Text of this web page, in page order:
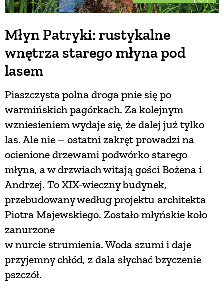
Młyn Patryki: rustykalne
wnętrza starego młyna pod
lasem
Piaszczysta polna droga pnie się po
warmińskich pagórkach. Za kolejnym
wzniesieniem wydaje się, że dalej już tylko
las. Ale nie – ostatni zakręt prowadzi na
ocienione drzewami podwórko starego
młyna, a w drzwiach witają gości Bożena i
Andrzej. To XIX-wieczny budynek,
przebudowany według projektu architekta
Piotra Majewskiego. Zostało młyńskie koło
zanurzone
w nurcie strumienia. Woda szumi i daje
przyjemny chłód, z dala słychać bzyczenie
pszczół.